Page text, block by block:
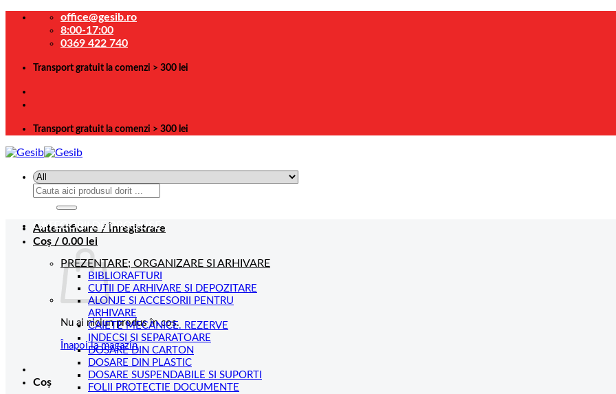
Skip
office@gesib.ro
8:00-17:00
0369 422 740
Transport gratuit la comenzi > 300 lei
Transport gratuit la comenzi > 300 lei
Caută
Autentificare / Înregistrare
Coș / 0.00 lei
Nu ai niciun produs în coș.
Înapoi la magazin
Coș
CATEGORII DE PRODUSE
PREZENTARE; ORGANIZARE SI ARHIVARE
BIBLIORAFTURI
CUTII DE ARHIVARE SI DEPOZITARE
ALONJE SI ACCESORII PENTRU
ARHIVARE
CAIETE MECANICE. REZERVE
INDECSI SI SEPARATOARE
DOSARE DIN CARTON
DOSARE DIN PLASTIC
DOSARE SUSPENDABILE SI SUPORTI
FOLII PROTECTIE DOCUMENTE